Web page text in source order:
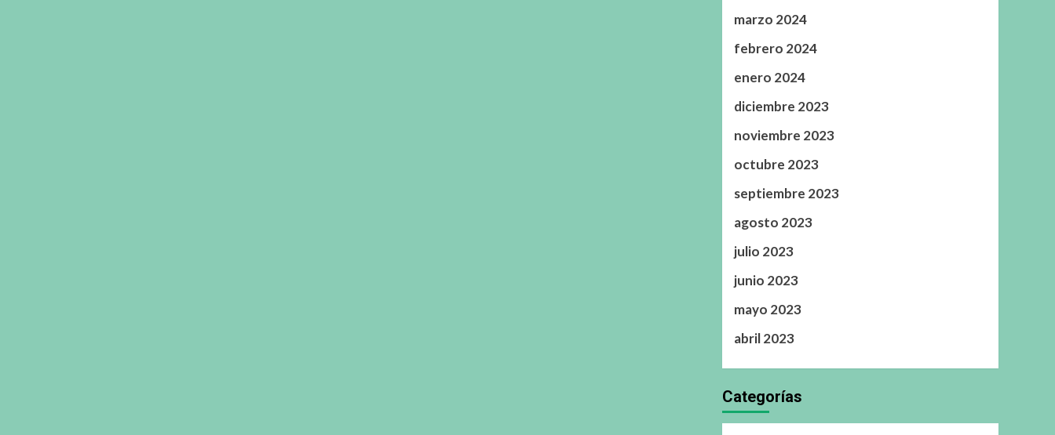
marzo 2024
febrero 2024
enero 2024
diciembre 2023
noviembre 2023
octubre 2023
septiembre 2023
agosto 2023
julio 2023
junio 2023
mayo 2023
abril 2023
Categorías